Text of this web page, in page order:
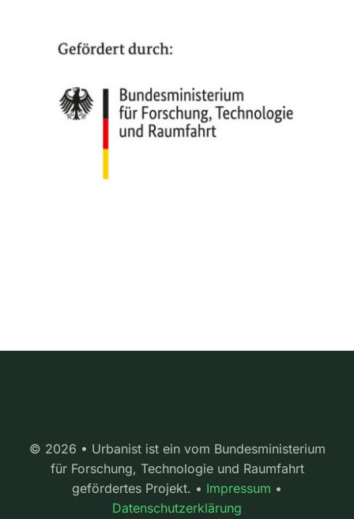
© 2026 • Urbanist ist ein vom Bundesministerium
für Forschung, Technologie und Raumfahrt
gefördertes Projekt. • Impressum •
Datenschutzerklärung